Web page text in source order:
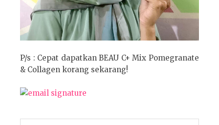
P/s : Cepat dapatkan BEAU C+ Mix Pomegranate
& Collagen korang sekarang!